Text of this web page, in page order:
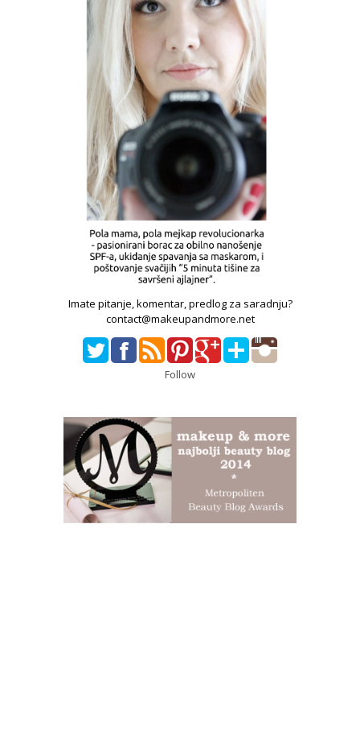
Imate pitanje, komentar, predlog za saradnju?
contact@makeupandmore.net
Follow